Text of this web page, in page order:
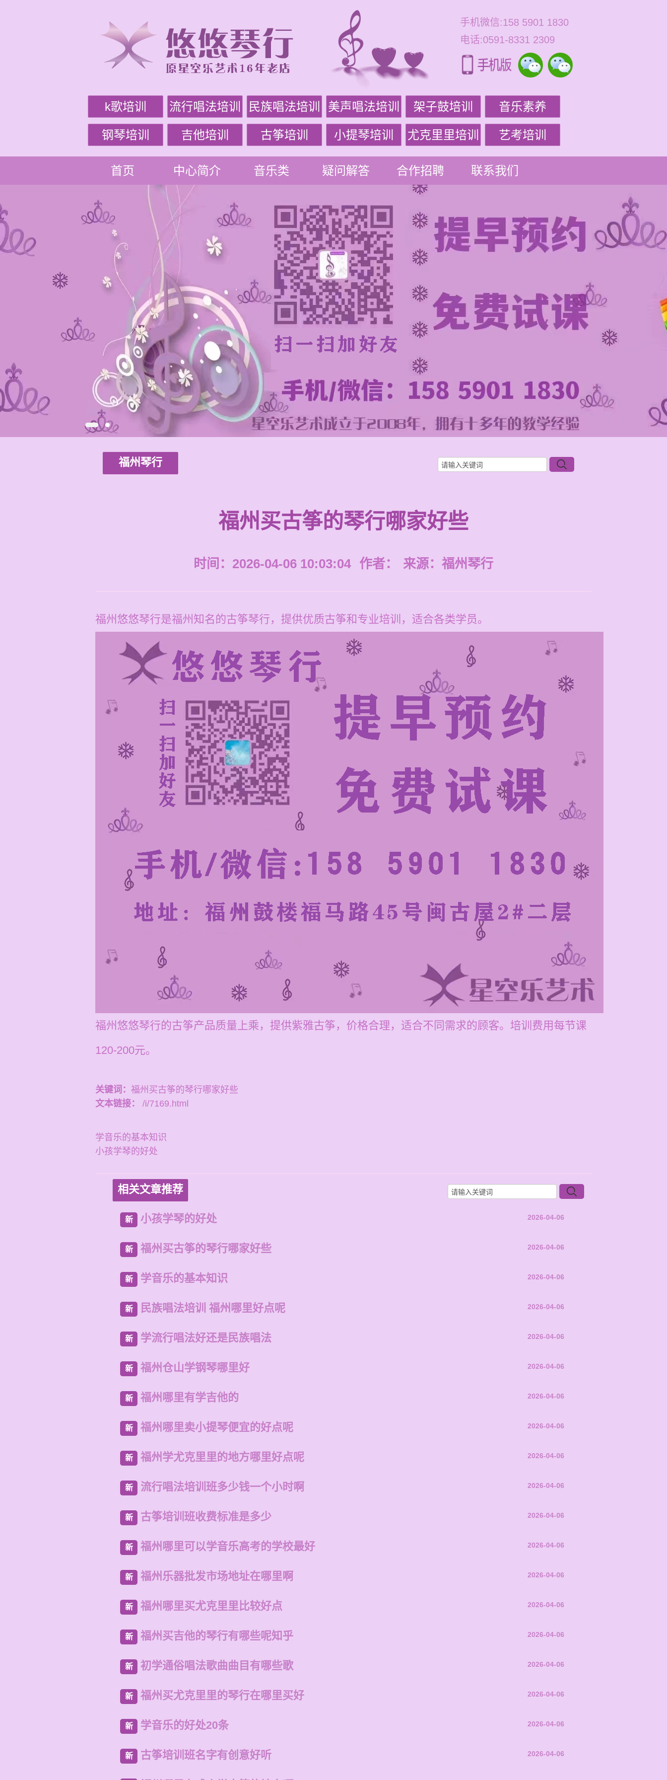
手机微信:158 5901 1830
电话:0591-8331 2309
k歌培训 流行唱法培训 民族唱法培训 美声唱法培训 架子鼓培训 音乐素养
钢琴培训 吉他培训 古筝培训 小提琴培训 尤克里里培训 艺考培训
首页 中心简介 音乐类 疑问解答 合作招聘 联系我们
福州琴行
福州买古筝的琴行哪家好些
时间：2026-04-06 10:03:04 作者： 来源： 福州琴行
福州悠悠琴行是福州知名的古筝琴行，提供优质古筝和专业培训，适合各类学员。
福州悠悠琴行的古筝产品质量上乘，提供紫雅古筝，价格合理，适合不同需求的顾客。培训费用每节课
120-200元。
关键词： 福州买古筝的琴行哪家好些
文本链接：
/i/7169.html
学音乐的基本知识
小孩学琴的好处
相关文章推荐
新 小孩学琴的好处 2026-04-06
新 福州买古筝的琴行哪家好些 2026-04-06
新 学音乐的基本知识 2026-04-06
新 民族唱法培训 福州哪里好点呢 2026-04-06
新 学流行唱法好还是民族唱法 2026-04-06
新 福州仓山学钢琴哪里好 2026-04-06
新 福州哪里有学吉他的 2026-04-06
新 福州哪里卖小提琴便宜的好点呢 2026-04-06
新 福州学尤克里里的地方哪里好点呢 2026-04-06
新 流行唱法培训班多少钱一个小时啊 2026-04-06
新 古筝培训班收费标准是多少 2026-04-06
新 福州哪里可以学音乐高考的学校最好 2026-04-06
新 福州乐器批发市场地址在哪里啊 2026-04-06
新 福州哪里买尤克里里比较好点 2026-04-06
新 福州买吉他的琴行有哪些呢知乎 2026-04-06
新 初学通俗唱法歌曲曲目有哪些歌 2026-04-06
新 福州买尤克里里的琴行在哪里买好 2026-04-06
新 学音乐的好处20条 2026-04-06
新 古筝培训班名字有创意好听 2026-04-06